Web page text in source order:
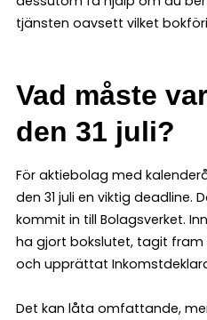
tjänsten oavsett vilket
Vad måste
den 31 juli?
För aktiebolag med
den 31 juli en viktig deadline.
kommit in till Bolagsverket.
ha gjort bokslutet, tagit
och upprättat
Det kan låta omfattande,